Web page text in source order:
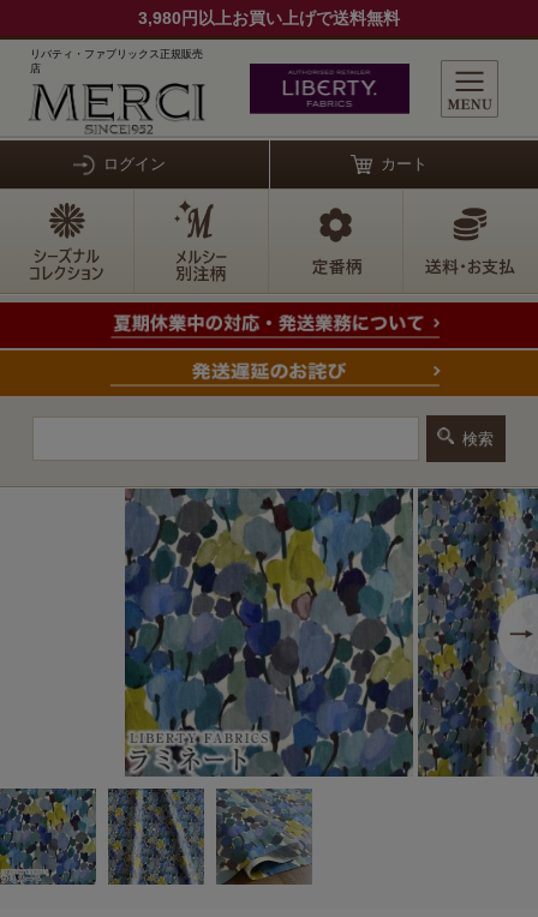
3,980円以上お買い上げで送料無料
リバティ・ファブリックス正規販売
店
ログイン カート